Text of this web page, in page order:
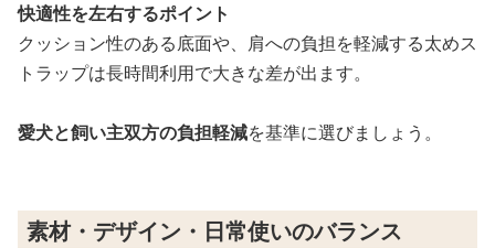
快適性を左右するポイント
クッション性のある底面や、肩への負担を軽減する太めス
トラップは長時間利用で大きな差が出ます。
愛犬と飼い主双方の負担軽減を基準に選びましょう。
素材・デザイン・日常使いのバランス